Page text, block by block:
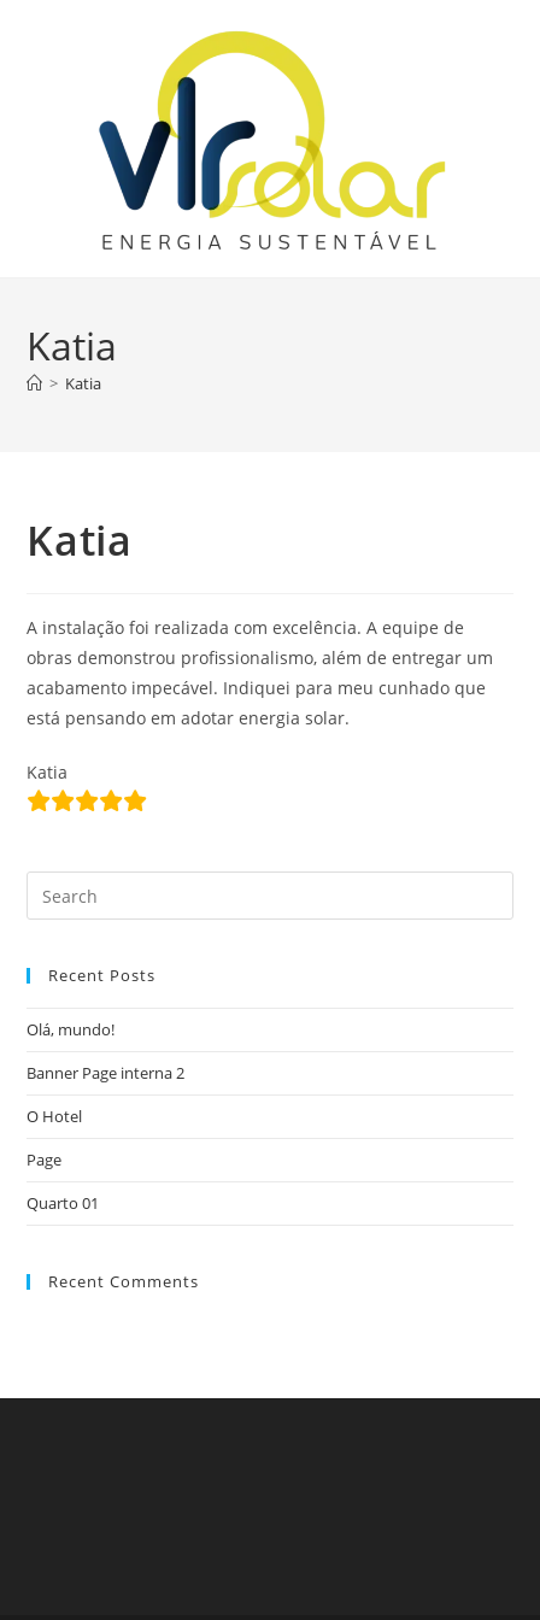
Katia
> Katia
Katia
A instalação foi realizada com excelência. A equipe de
obras demonstrou profissionalismo, além de entregar um
acabamento impecável. Indiquei para meu cunhado que
está pensando em adotar energia solar.
Katia
Recent Posts
Olá, mundo!
Banner Page interna 2
O Hotel
Page
Quarto 01
Recent Comments